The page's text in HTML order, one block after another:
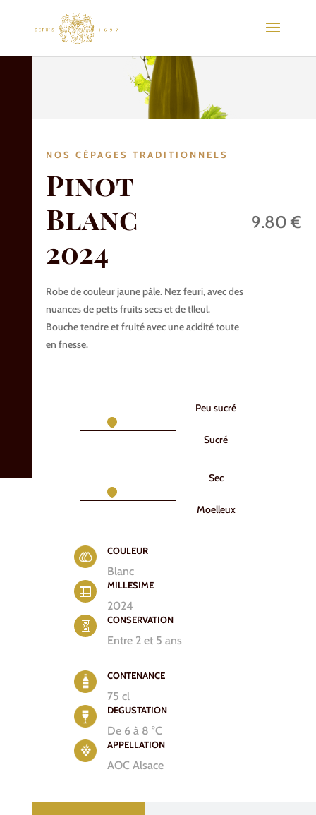
NOS CÉPAGES TRADITIONNELS
Pinot
Blanc
2024
9.80 €
Robe de couleur jaune pâle. Nez feuri, avec des
nuances de petts fruits secs et de tlleul.
Bouche tendre et fruité avec une acidité toute
en fnesse.
Peu sucré
Sucré
Sec
Moelleux
COULEUR
Blanc

MILLESIME
2024

CONSERVATION
Entre 2 et 5 ans
CONTENANCE
75 cl
DEGUSTATION
De 6 à 8 °C
APPELLATION
AOC Alsace